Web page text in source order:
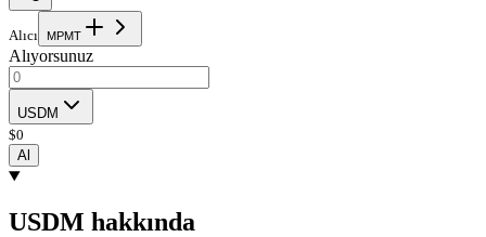
Alıcı MPMT
Alıyorsunuz
USDM
$0
Al
USDM hakkında